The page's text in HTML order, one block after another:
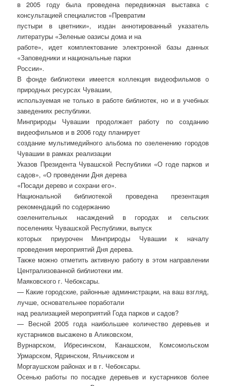
в 2005 году была проведена передвижная выставка с
консультацией специалистов «Превратим
пустыри в цветники», издан аннотированный указатель
литературы «Зеленые оазисы дома и на
работе», идет комплектование электронной базы данных
«Заповедники и национальные парки
России».
В фонде библиотеки имеется коллекция видеофильмов о
природных ресурсах Чувашии,
используемая не только в работе библиотек, но и в учебных
заведениях республики.
Минприроды Чувашии продолжает работу по созданию
видеофильмов и в 2006 году планирует
создание мультимедийного альбома по озеленению городов
Чувашии в рамках реализации
Указов Президента Чувашской Республики «О годе парков и
садов», «О проведении Дня дерева
«Посади дерево и сохрани его».
Национальной библиотекой проведена презентация
рекомендаций по содержанию
озеленительных насаждений в городах и сельских
поселениях Чувашской Республики, выпуск
которых приурочен Минприроды Чувашии к началу
проведения мероприятий Дня дерева.
Также можно отметить активную работу в этом направлении
Централизованной библиотеки им.
Маяковского г. Чебоксары.
— Какие городские, районные администрации, на ваш взгляд,
лучше, основательнее поработали
над реализацией мероприятий Года парков и садов?
— Весной 2005 года наибольшее количество деревьев и
кустарников высажено в Аликовском,
Вурнарском, Ибресинском, Канашском, Комсомольском
Урмарском, Ядринском, Яльчикском и
Моргаушском районах и в г. Чебоксары.
Осенью работы по посадке деревьев и кустарников более